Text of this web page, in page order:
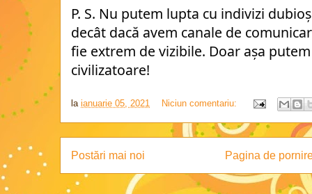
P. S. Nu putem lupta cu indivizi
decât dacă avem canale de
fie extrem de vizibile. Doar așa
civilizatoare!
la ianuarie 05, 2021 Niciun comentariu:
Postări mai noi Pagina de